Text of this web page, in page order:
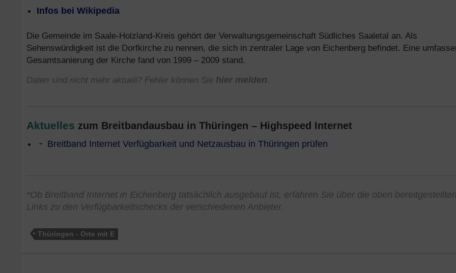
Infos bei Wikipedia
Die Gemeinde im Saale-Holzland-Kreis gehört der Verwaltungsgemeinschaft Südliches Saaletal an. Als
Sehenswürdigkeit ist die Dorfkirche zu nennen, die sich in zentraler Lage von Eichenberg befindet. Eine
Gesamtsanierung der Kirche fand von 1999 – 2009 stand.
Daten sind nicht mehr aktuell? Fehler können Sie hier melden.
Aktuelles zum Breitbandausbau in Thüringen – Highspeed Internet
Breitband Internet Verfügbarkeit und Netzausbau in Thüringen prüfen
*Ob Breitband Internet in Eichenberg tatsächlich ausgebaut ist, erfahren Sie über die oben bereitgestellten
Links zu den Verfügbarkeitschecks der verschiedenen Anbieter.
Thüringen - Orte mit E